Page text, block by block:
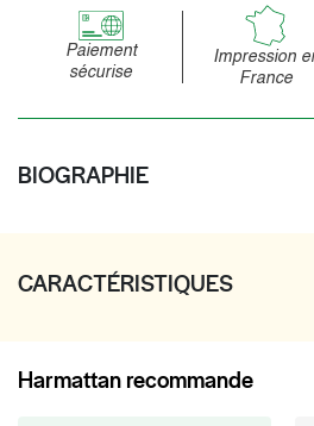
Paiement
sécurise
Impression
France
BIOGRAPHIE
CARACTÉRISTIQUES
Harmattan recommande